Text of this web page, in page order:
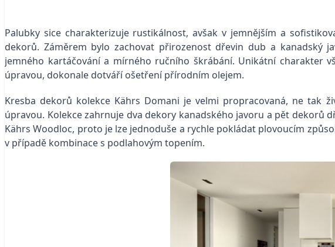
Palubky sice charakterizuje rustikálnost, avšak v jemnějším a
dekorů. Záměrem bylo zachovat přirozenost dřevin dub a kanadský
jemného kartáčování a mírného ručního škrábání. Unikátní charakter
úpravou, dokonale dotváří ošetření přírodním olejem.
Kresba dekorů kolekce Kährs Domani je velmi propracovaná, ne tak
úpravou. Kolekce zahrnuje dva dekory kanadského javoru a pět dekorů
Kährs Woodloc, proto je lze jednoduše a rychle pokládat plovoucím
v případě kombinace s podlahovým topením.